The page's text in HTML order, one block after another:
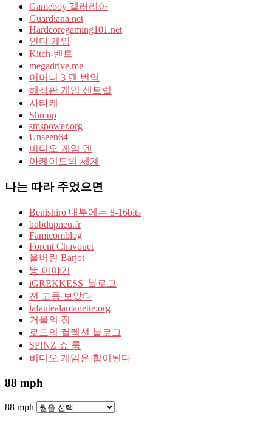
Gameboy 갤러리아
Guardiana.net
Hardcoregaming101.net
인디 게임
Kitch-벤트
megadrive.me
어머니 3 팬 번역
해적판 게임 센트럴
사타케
Shmup
smspower.org
Unseen64
비디오 게임 덴
아케이드의 세계
나는 따라 주었으면
Benishiro 내부에는 8-16bits
bobdupneu.fr
Famicomblog
Forent Chavouet
울버린 Barjot
똥 이야기
iGREKKESS' 블로그
전 고등 보았다
lafautealamanette.org
거울의 집
로드의 컬렉션 블로그
SP!NZ 쇼 룸
비디오 게임은 힘이된다
88 mph
88 mph